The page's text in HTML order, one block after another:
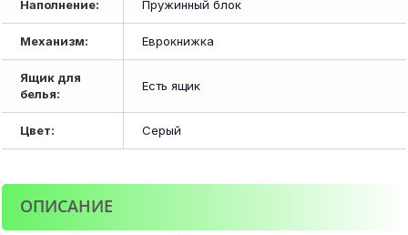
Наполнение: Пружинный блок
Механизм: Еврокнижка
Ящик для
белья:
Есть ящик
Цвет: Серый
ОПИСАНИЕ